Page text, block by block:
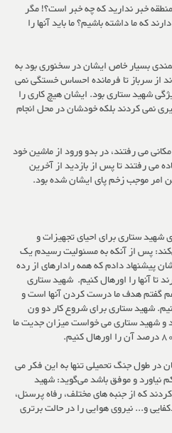
خبر ندارید که چه خبر است؟! مگر
که ما داشته باشیم؟ ما باید آنها را
بسیار خاص ایشان در سخنوری بود به
سرباز تا فرمانده احساس خستگی نمی
شهید ستاری بود. ایشان هیچ کاری را
نمی کردند بلکه خودشان در محل انجام
می رفتند، در بدو ورود از ماشین خود
می رفتند تا پس از بازدید از آخرین
موجب زخم پای ایشان شده بود.
شهید ستاری برای احیای تجهیزات و
پس از آنکه به مسئولیت رسیدم یک
پیشنهاد دادم که همه رادارهای از رده
تا آنها را اورهال کنیم. شهید ستاری
گفتم هدف ما درست کردن آنها است و
شهید ستاری برای شروع کار دو ون
و شهید ستاری می خواست میزان جدیت ما
در طول جنگ تحمیلی تنها به این فکر می
نیاورد و موفق باشد می‌گوید: شهید
که از جنبه های مختلف، رفاه پرسنل،
و... نیروی هوایی را در حالت برتری